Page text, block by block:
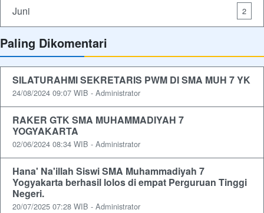
Juni 2
Paling Dikomentari
SILATURAHMI SEKRETARIS PWM DI SMA MUH 7 YK
24/08/2024 09:07 WIB - Administrator
RAKER GTK SMA MUHAMMADIYAH 7
YOGYAKARTA
02/06/2024 08:34 WIB - Administrator
Hana' Na'illah Siswi SMA Muhammadiyah 7
Yogyakarta berhasil lolos di empat Perguruan Tinggi
Negeri.
20/07/2025 07:28 WIB - Administrator